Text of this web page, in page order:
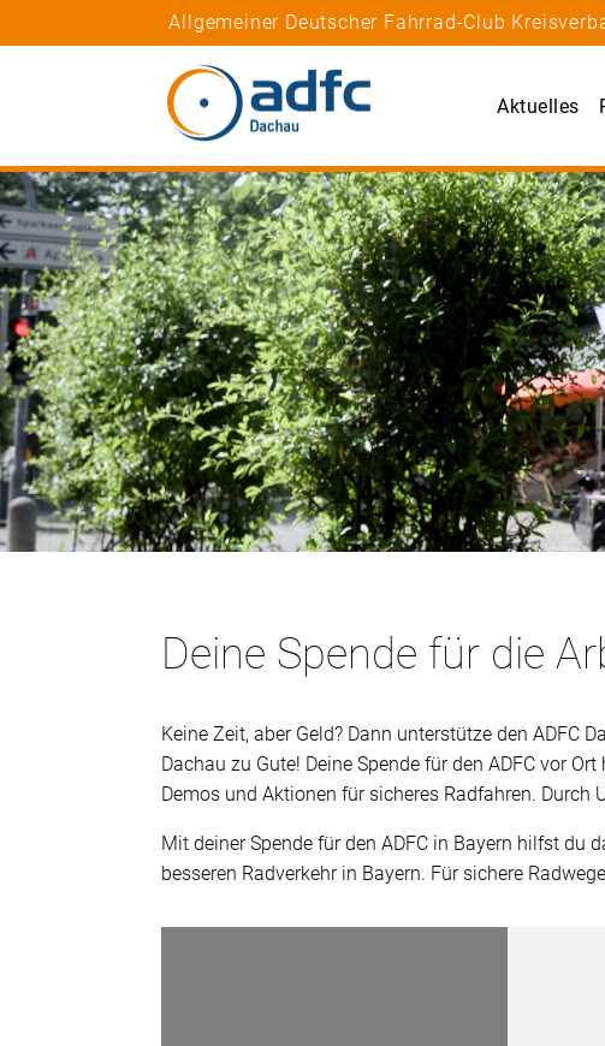
Allgemeiner Deutscher Fahrrad-Club
Aktuelles
Deine Spende für die
Keine Zeit, aber Geld? Dann unterstütze den ADFC
Dachau zu Gute! Deine Spende für den ADFC vor
Demos und Aktionen für sicheres Radfahren.
Mit deiner Spende für den ADFC in Bayern hilfst du
besseren Radverkehr in Bayern. Für sichere